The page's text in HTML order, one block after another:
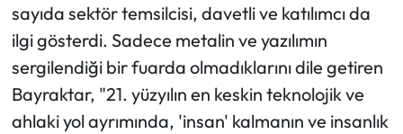
sayıda sektör temsilcisi, davetli ve katılımcı da
ilgi gösterdi. Sadece metalin ve yazılımın
sergilendiği bir fuarda olmadıklarını dile getiren
Bayraktar, "21. yüzyılın en keskin teknolojik ve
ahlaki yol ayrımında, 'insan' kalmanın ve insanlık